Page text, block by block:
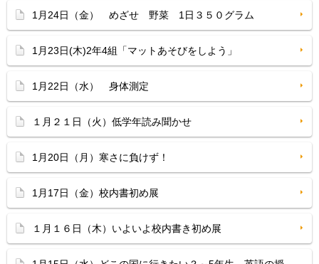
1月24日（金） めざせ 野菜 1日３５０グラム
1月23日(木)2年4組「マットあそびをしよう」
1月22日（水） 身体測定
１月２１日（火）低学年読み聞かせ
1月20日（月）寒さに負けず！
1月17日（金）校内書初め展
１月１６日（木）いよいよ校内書き初め展